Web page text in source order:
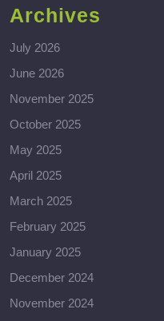
Archives
July 2026
June 2026
November 2025
October 2025
May 2025
April 2025
March 2025
February 2025
January 2025
December 2024
November 2024